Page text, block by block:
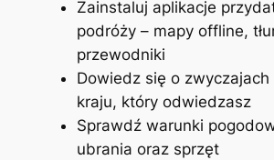
Zainstaluj aplikacje
podróży – mapy offline,
przewodniki
Dowiedz się o zwyczajach
kraju, który odwiedzasz
Sprawdź warunki
ubrania oraz sprzęt